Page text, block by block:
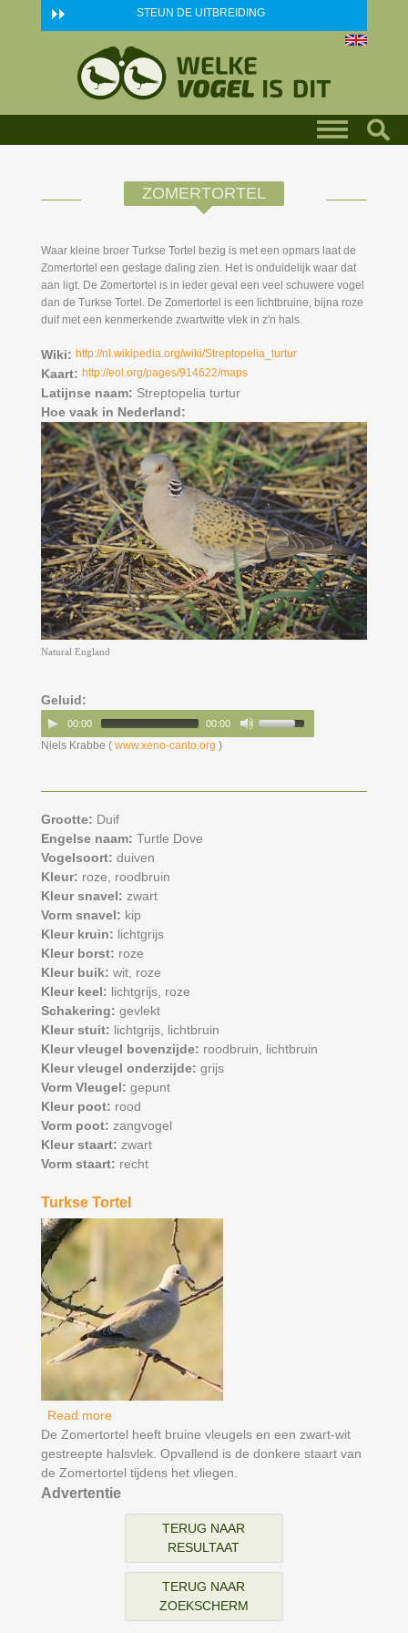
Skip to main content STEUN DE UITBREIDING
ZOMERTORTEL
Waar kleine broer Turkse Tortel bezig is met een opmars laat de
Zomertortel een gestage daling zien. Het is onduidelijk waar dat
aan ligt. De Zomertortel is in ieder geval een veel schuwere vogel
dan de Turkse Tortel. De Zomertortel is een lichtbruine, bijna roze
duif met een kenmerkende zwartwitte vlek in z'n hals.
Wiki: http://nl.wikipedia.org/wiki/Streptopelia_turtur
Kaart: http://eol.org/pages/914622/maps
Latijnse naam: Streptopelia turtur
Hoe vaak in Nederland:
Natural England
Geluid:
00:00 00:00
Niels Krabbe ( www.xeno-canto.org )
Grootte: Duif
Engelse naam: Turtle Dove
Vogelsoort: duiven
Kleur: roze, roodbruin
Kleur snavel: zwart
Vorm snavel: kip
Kleur kruin: lichtgrijs
Kleur borst: roze
Kleur buik: wit, roze
Kleur keel: lichtgrijs, roze
Schakering: gevlekt
Kleur stuit: lichtgrijs, lichtbruin
Kleur vleugel bovenzijde: roodbruin, lichtbruin
Kleur vleugel onderzijde: grijs
Vorm Vleugel: gepunt
Kleur poot: rood
Vorm poot: zangvogel
Kleur staart: zwart
Vorm staart: recht
Turkse Tortel
Read moreabout Turkse Tortel
De Zomertortel heeft bruine vleugels en een zwart-wit
gestreepte halsvlek. Opvallend is de donkere staart van
de Zomertortel tijdens het vliegen.
Advertentie
TERUG NAAR
RESULTAAT
TERUG NAAR
ZOEKSCHERM